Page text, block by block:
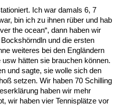
Ich war damals 6, 7
bin ich zu ihnen rüber und hab
the ocean“, dann haben wir
und die ersten
weiteres bei den Engländern
hätten sie brauchen können.
und sagte, sie wolle sich den
setzen. Wir haben 70 Schilling
haben wir mehr
wir haben vier Tennisplätze vor